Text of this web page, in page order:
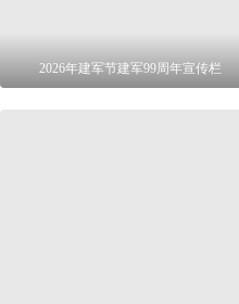
2026年建军节建军99周年宣传栏